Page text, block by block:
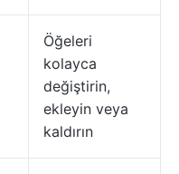
Öğeleri
kolayca
değiştirin,
ekleyin veya
kaldırın